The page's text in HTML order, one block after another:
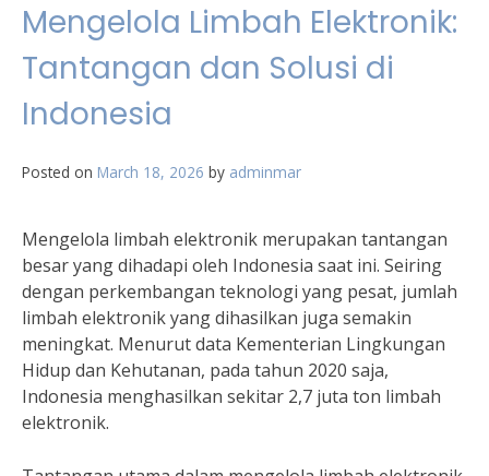
Mengelola Limbah Elektronik:
Tantangan dan Solusi di
Indonesia
Posted on March 18, 2026 by adminmar
Mengelola limbah elektronik merupakan tantangan
besar yang dihadapi oleh Indonesia saat ini. Seiring
dengan perkembangan teknologi yang pesat, jumlah
limbah elektronik yang dihasilkan juga semakin
meningkat. Menurut data Kementerian Lingkungan
Hidup dan Kehutanan, pada tahun 2020 saja,
Indonesia menghasilkan sekitar 2,7 juta ton limbah
elektronik.